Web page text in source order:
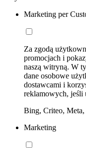
Marketing per
Za zgodą
promocjach i
naszą witryną. W
dane osobowe
dostawcami i
reklamowych, jeśli
Bing, Criteo,
Marketing